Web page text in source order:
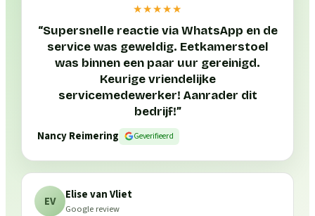
★★★★★
“Supersnelle reactie via WhatsApp en de
service was geweldig. Eetkamerstoel
was binnen een paar uur gereinigd.
Keurige vriendelijke
servicemedewerker! Aanrader dit
bedrijf!”
Nancy Reimering
Geverifieerd
EV Elise van Vliet
Google review